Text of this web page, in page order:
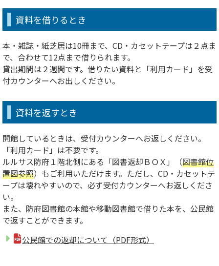
資料を借りるとき
本・雑誌・紙芝居は10冊まで、CD・カセットテープは２点ま
で、合わせて12点まで借りられます。
貸出期間は２週間です。借りたい資料と「利用カード」を受
付カウンターへお出しください。
資料を返すとき
開館しているときは、受付カウンターへお返しください。
「利用カード」は不要です。
ルルサス防府１階北側にある「図書返却ＢＯＸ」（図書館位
置図参照）もご利用いただけます。ただし、CD・カセットテ
ープは壊れやすいので、必ず受付カウンターへお返しくださ
い。
また、防府図書館の本館や移動図書館で借りた本を、公民館
で返すことができます。
公民館での返却について（PDF形式）